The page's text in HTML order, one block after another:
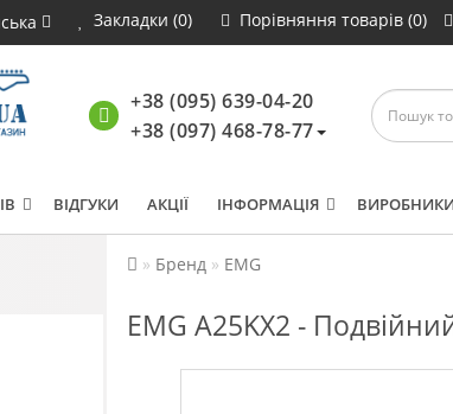
Закладки (0) Порівняння товарів (0)
+38 (095) 639-04-20
+38 (097) 468-78-77
ВІДГУКИ АКЦІЇ ІНФОРМАЦІЯ ВИРОБНИКИ
Бренд EMG
EMG A25KX2 -